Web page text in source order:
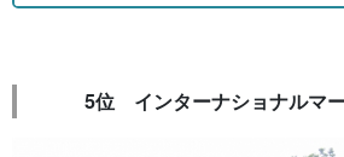
5位 インターナショナルマ